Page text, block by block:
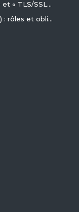
Erreur PrestaShop : « DBALException » et « TLS/SSL invalid directory » avec MariaDB 11.4+ en 2026+
Signalement (Abuse) ou plainte (Légale) : rôles et obligations des parties, conseils et procédures ?